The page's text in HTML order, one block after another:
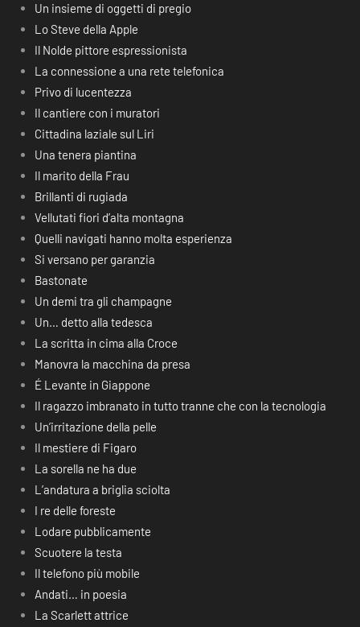
Un insieme di oggetti di pregio
Lo Steve della Apple
Il Nolde pittore espressionista
La connessione a una rete telefonica
Privo di lucentezza
Il cantiere con i muratori
Cittadina laziale sul Liri
Una tenera piantina
Il marito della Frau
Brillanti di rugiada
Vellutati fiori d’alta montagna
Quelli navigati hanno molta esperienza
Si versano per garanzia
Bastonate
Un demi tra gli champagne
Un… detto alla tedesca
La scritta in cima alla Croce
Manovra la macchina da presa
É Levante in Giappone
Il ragazzo imbranato in tutto tranne che con la tecnologia
Un’irritazione della pelle
Il mestiere di Figaro
La sorella ne ha due
L’andatura a briglia sciolta
I re delle foreste
Lodare pubblicamente
Scuotere la testa
Il telefono più mobile
Andati… in poesia
La Scarlett attrice